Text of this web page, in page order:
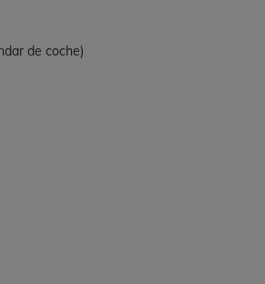
de coche)